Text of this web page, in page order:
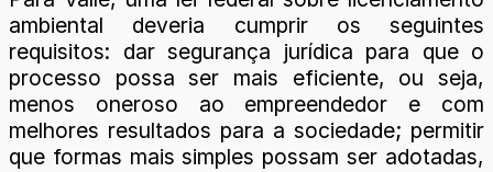
ambiental deveria cumprir os seguintes
requisitos: dar segurança jurídica para que o
processo possa ser mais eficiente, ou seja,
menos oneroso ao empreendedor e com
melhores resultados para a sociedade; permitir
que formas mais simples possam ser adotadas,